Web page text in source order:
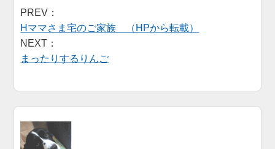
PREV：
Hママさま宅のご家族 （HPから転載）
NEXT：
まったりするりんご